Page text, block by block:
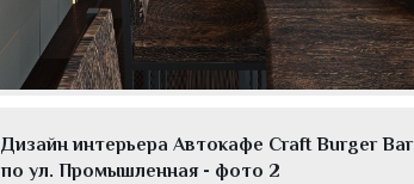
Дизайн интерьера Автокафе Craft Burger Bar
по ул. Промышленная - фото 2